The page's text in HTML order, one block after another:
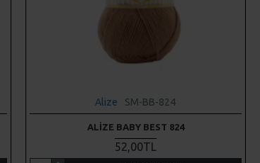
Alize SM-BB-824
ALIZE BABY BEST 824
52,00TL